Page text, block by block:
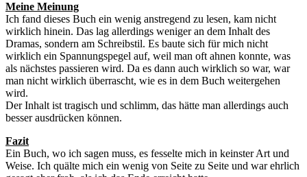
Meine Meinung
Ich fand dieses Buch ein wenig anstregend zu lesen, kam nicht
wirklich hinein. Das lag allerdings weniger an dem Inhalt des
Dramas, sondern am Schreibstil. Es baute sich für mich nicht
wirklich ein Spannungspegel auf, weil man oft ahnen konnte, was
als nächstes passieren wird. Da es dann auch wirklich so war, war
man nicht wirklich überrascht, wie es in dem Buch weitergehen
wird.
Der Inhalt ist tragisch und schlimm, das hätte man allerdings auch
besser ausdrücken können.
Fazit
Ein Buch, wo ich sagen muss, es fesselte mich in keinster Art und
Weise. Ich quälte mich ein wenig von Seite zu Seite und war ehrlich